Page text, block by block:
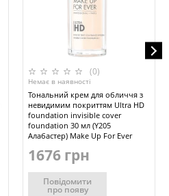
(0)
Немає в наявності
Тональний крем для обличчя з
невидимим покриттям Ultra HD
foundation invisible cover
foundation 30 мл (Y205
Алабастер) Make Up For Ever
1676 грн
Повідомити
про появу